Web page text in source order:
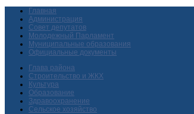
Главная
Администрация
Совет депутатов
Молодежный Парламент
Муниципальные образования
Официальные документы
Глава района
Строительство и ЖКХ
Культура
Образование
Здравоохранение
Сельское хозяйство